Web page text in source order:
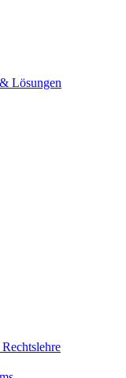
Lösungen